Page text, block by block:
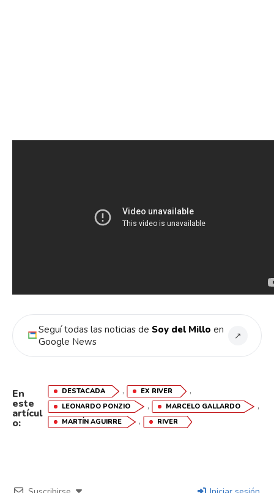
Seguí todas las noticias de Soy del Millo en
Google News
↗
En
este
artícul
o:
DESTACADA , EX RIVER ,
LEONARDO PONZIO , MARCELO GALLARDO ,
MARTÍN AGUIRRE , RIVER